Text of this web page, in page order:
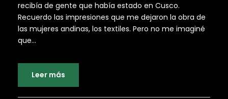
recibía de gente que había estado en Cusco.
Recuerdo las impresiones que me dejaron la obra de
las mujeres andinas, los textiles. Pero no me imaginé
que...
Leer más